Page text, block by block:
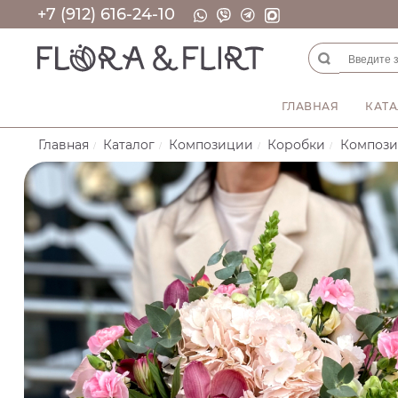
+7 (912) 616-24-10
ГЛАВНАЯ
Главная Каталог Композиции Коробки